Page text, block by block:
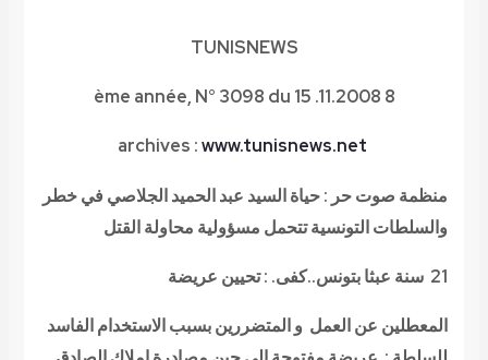
TUNISNEWS
8 ème année, N° 3098 du 15 .11.2008
archives :www.tunisnews.net
منظمة صوت حر : حياة السيد عبد الحميد الجلاصي في خطر
والسلطات التونسية تتحمل مسؤولية محاولة القتل
21 سنة عبثا بتونس..كفى. : تحيين عريضة
المعطلين عن العمل و المتضررين بسبب الاستخدام الفاسد